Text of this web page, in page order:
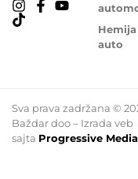
Hemija
auto
Sva prava zadržana ©
Baždar doo – Izrada veb
sajta Progressive Media